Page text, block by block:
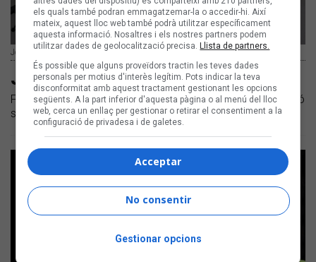
Jordi Batiste a l'Arts Santa Mònica | Xavier Mercadé
Jordi Batiste a l'Arts Santa Mònica
Fotografies del concert del músic en el marc de l'exposició
sobre el Grup de Folk
els quals també podran emmagatzemar-la o accedir-hi. Així
mateix, aquest lloc web també podrà utilitzar específicament
aquesta informació. Nosaltres i els nostres partners podem
utilitzar dades de geolocalització precisa. Llista de partners.
És possible que alguns proveïdors tractin les teves dades
personals per motius d'interès legítim. Pots indicar la teva
disconformitat amb aquest tractament gestionant les opcions
següents. A la part inferior d'aquesta pàgina o al menú del lloc
web, cerca un enllaç per gestionar o retirar el consentiment a la
configuració de privadesa i de galetes.
Acceptar
No consentir
Gestionar opcions